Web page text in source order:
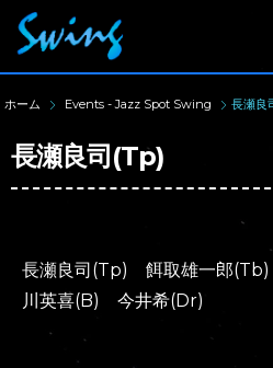
ホーム Events - Jazz Spot Swing 長瀬良
長瀬良司(Tp)
長瀬良司(Tp) 餌取雄一郎
川英喜(B) 今井希(Dr)